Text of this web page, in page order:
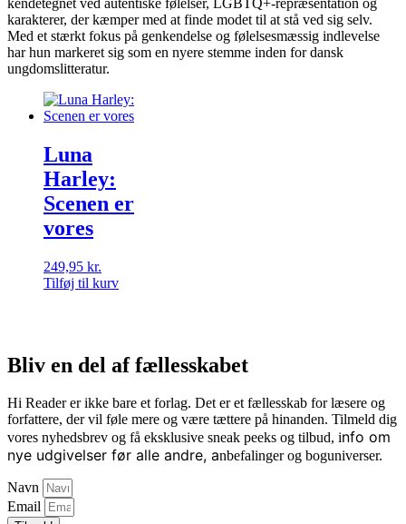
kendetegnet ved autentiske følelser, LGBTQ+-repræsentation og
karakterer, der kæmper med at finde modet til at stå ved sig selv.
Med et stærkt fokus på genkendelse og følelsesmæssig indlevelse
har hun markeret sig som en nyere stemme inden for dansk
ungdomslitteratur.
Luna
Harley:
Scenen er
vores
249,95 kr.
Tilføj til kurv
Bliv en del af fællesskabet
Hi Reader er ikke bare et forlag. Det er et fællesskab for læsere og
forfattere, der vil føle mere og være tættere på hinanden. Tilmeld dig
vores nyhedsbrev og få eksklusive sneak peeks og tilbud, info om
nye udgivelser før alle andre, anbefalinger og boguniverser.
Navn
Email